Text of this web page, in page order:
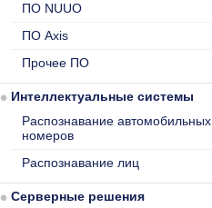
ПО NUUO
ПО Axis
Прочее ПО
Интеллектуальные системы
Распознавание автомобильных
номеров
Распознавание лиц
Серверные решения